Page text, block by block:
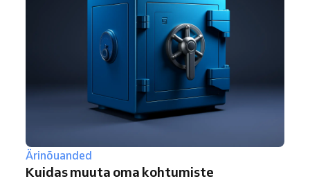
Ärinõuanded
Kuidas muuta oma kohtumiste